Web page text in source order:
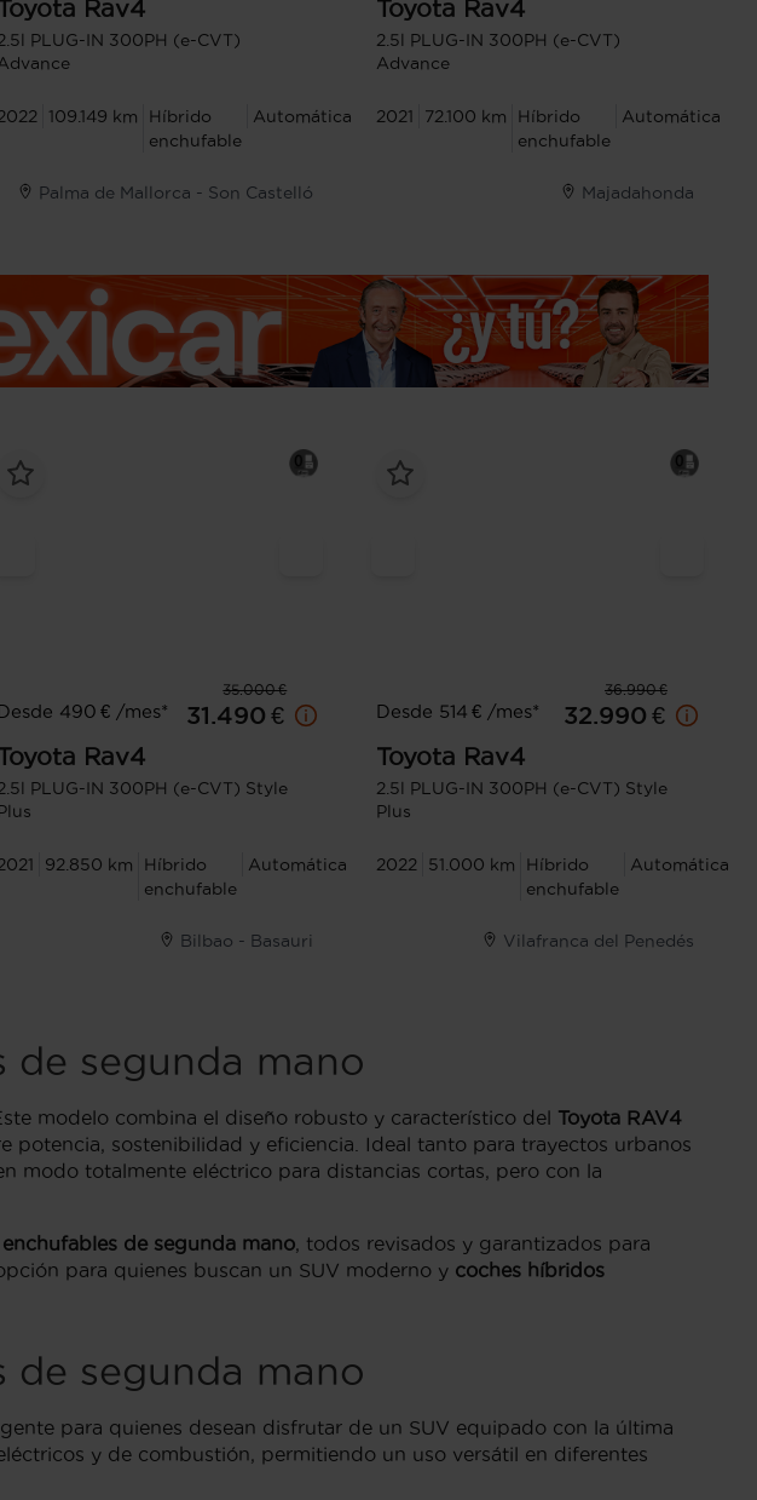
Rav4
PLUG-IN 300PH (e-CVT)
109.149 km
Híbrido
enchufable
Automática
Palma de Mallorca - Son Castelló
Toyota Rav4
2.5l PLUG-IN 300PH (e-CVT)
Advance
2021 72.100 km
Híbrido
enchufable
Automática
Majadahonda
35.000 €
490 € /mes*
31.490 €
Rav4
PLUG-IN 300PH (e-CVT) Style
92.850 km
Híbrido
enchufable
Automática
Bilbao - Basauri
36.990 €
Desde 514 € /mes*
32.990 €
Toyota Rav4
2.5l PLUG-IN 300PH (e-CVT) Style
Plus
2022 51.000 km
Híbrido
enchufable
Automática
Vilafranca del Penedés
de segunda mano
modelo combina el diseño robusto y característico del Toyota RAV4
potencia, sostenibilidad y eficiencia. Ideal tanto para trayectos urbanos
modo totalmente eléctrico para distancias cortas, pero con la
de segunda mano, todos revisados y garantizados para
para quienes buscan un SUV moderno y coches híbridos
de segunda mano
para quienes desean disfrutar de un SUV equipado con la última
y de combustión, permitiendo un uso versátil en diferentes